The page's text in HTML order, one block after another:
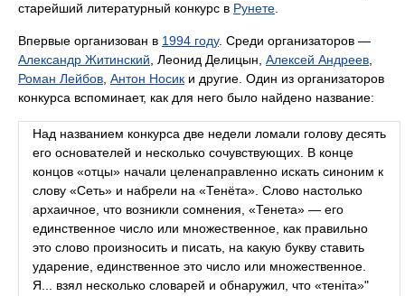
старейший литературный конкурс в Рунете
Впервые организован в 1994 году. Среди организаторов —
Александр Житинский , Леонид Делицын, Алексей Андреев
Роман Лейбов Антон Носик и другие. Один из организаторов
конкурса вспоминает, как для него было найдено название:
Над названием конкурса две недели ломали голову десять
его основателей и несколько сочувствующих. В конце
концов «отцы» начали целенаправленно искать синоним к
слову «Сеть» и набрели на «Тенёта». Слово настолько
архаичное, что возникли сомнения, «Тенета» — его
единственное число или множественное, как правильно
это слово произносить и писать, на какую букву ставить
ударение, единственное это число или множественное.
Я... взял несколько словарей и обнаружил, что «теніта»"